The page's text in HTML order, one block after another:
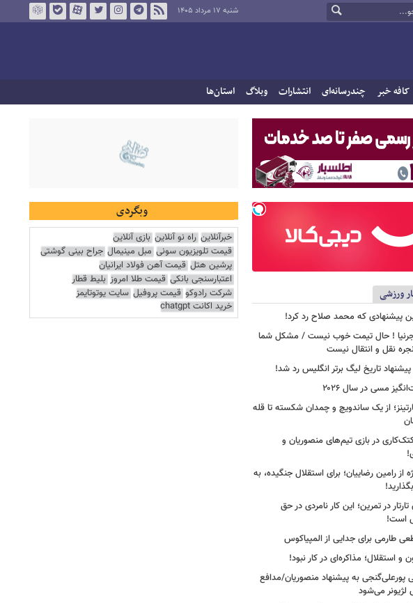
شنبه ۱۷ مرداد ۱۴۰۵
کافه خبر چندرسانه‌ای انتشارات وبلاگ استان‌ها
ورزشی
پیشنهادی که محمد صلاح رد کرد!
! حال تیمت خوب نیست / مشکل شما
نقل و انتقال نیست
تاریخ لیگ برتر انگلیس رد شد!
مسی در سال ۲۰۲۶
از یک ساندویچ و چمدان شکسته تا قله
در بازی تیم‌های منصوریان و
از رامین رضاییان؛ برای استقلال جنگیده، به
در تمرین؛ این کار نامردی در حق
است!
طارمی برای جدایی از المپیاکوس
و استقلال؛ مذاکره‌ای در کار نبود!
پورعلی‌گنجی به پیشنهاد منصوریان/مدافع
لژیونر می‌شود
وبگردی
خبرآنلاین راه نو آنلاین بازی آنلاین
قیمت تلویزیون سونی مبل مینیمال جراح بینی گوشتی
پرشین هتل قیمت آهن فولاد ایرانیان
اعتبارسنجی بانکی قیمت طلا امروز بلیط قطار
شرکت رادوکو قیمت پروفیل سایت یوتوتایمز
خرید اکانت chatgpt